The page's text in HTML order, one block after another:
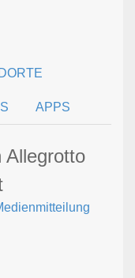
APPS
Allegrotto